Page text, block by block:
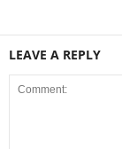
LEAVE A REPLY